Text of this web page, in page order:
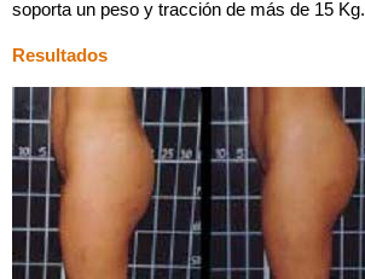
soporta un peso y tracción de más de 15 Kg.
Resultados